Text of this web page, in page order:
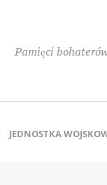
Pamięci
JEDNOSTKA